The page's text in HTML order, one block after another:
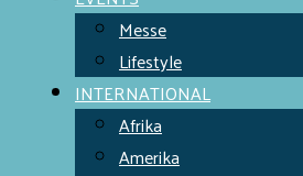
Messe
Lifestyle
INTERNATIONAL
Afrika
Amerika